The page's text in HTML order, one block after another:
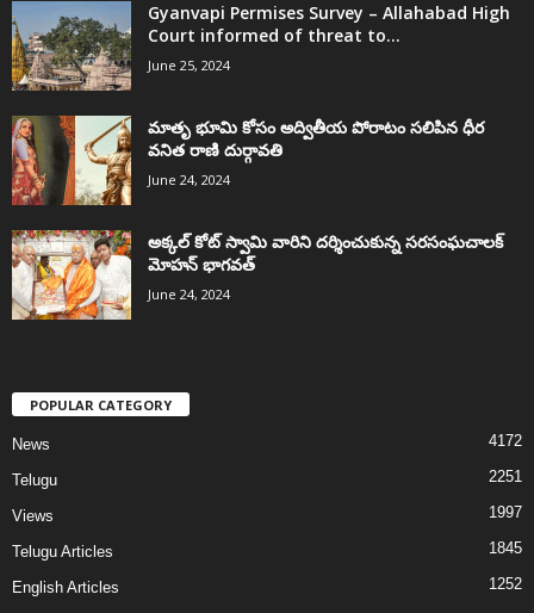
Gyanvapi Permises Survey – Allahabad High
Court informed of threat to...
June 25, 2024
మాతృ భూమి కోసం అద్వితీయ పోరాటం సలిపిన ధీర
వనిత రాణి దుర్గావతి
June 24, 2024
అక్కల్‌ కోట్‌ స్వామి వారిని దర్శించుకున్న సరసంఘచాలక్
మోహన్ భాగవత్
June 24, 2024
POPULAR CATEGORY
News 4172
Telugu 2251
Views 1997
Telugu Articles 1845
English Articles
1252